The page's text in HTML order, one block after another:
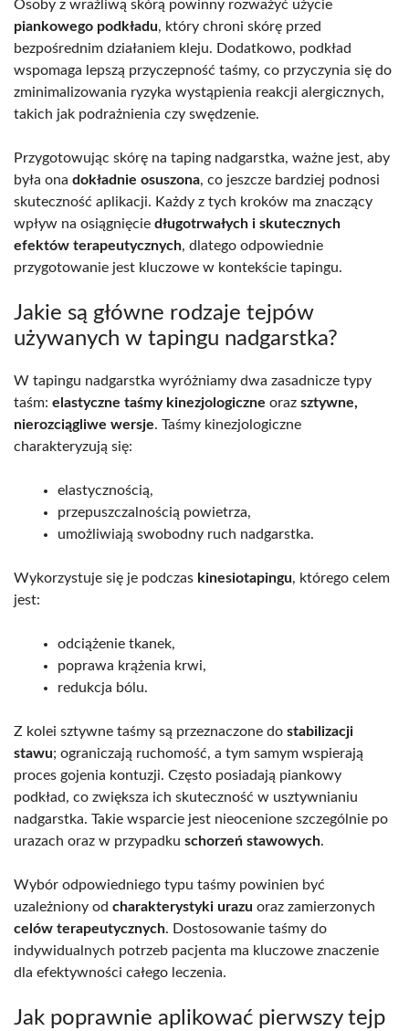
Osoby z wrażliwą skórą powinny rozważyć użycie
piankowego podkładu, który chroni skórę przed
bezpośrednim działaniem kleju. Dodatkowo, podkład
wspomaga lepszą przyczepność taśmy, co przyczynia się do
zminimalizowania ryzyka wystąpienia reakcji alergicznych,
takich jak podrażnienia czy swędzenie.
Przygotowując skórę na taping nadgarstka, ważne jest, aby
była ona dokładnie osuszona, co jeszcze bardziej podnosi
skuteczność aplikacji. Każdy z tych kroków ma znaczący
wpływ na osiągnięcie długotrwałych i skutecznych
efektów terapeutycznych, dlatego odpowiednie
przygotowanie jest kluczowe w kontekście tapingu.
Jakie są główne rodzaje tejpów
używanych w tapingu nadgarstka?
W tapingu nadgarstka wyróżniamy dwa zasadnicze typy
taśm: elastyczne taśmy kinezjologiczne oraz sztywne,
nierozciągliwe wersje. Taśmy kinezjologiczne
charakteryzują się:
elastycznością,
przepuszczalnością powietrza,
umożliwiają swobodny ruch nadgarstka.
Wykorzystuje się je podczas kinesiotapingu, którego celem
jest:
odciążenie tkanek,
poprawa krążenia krwi,
redukcja bólu.
Z kolei sztywne taśmy są przeznaczone do stabilizacji
stawu; ograniczają ruchomość, a tym samym wspierają
proces gojenia kontuzji. Często posiadają piankowy
podkład, co zwiększa ich skuteczność w usztywnianiu
nadgarstka. Takie wsparcie jest nieocenione szczególnie po
urazach oraz w przypadku schorzeń stawowych.
Wybór odpowiedniego typu taśmy powinien być
uzależniony od charakterystyki urazu oraz zamierzonych
celów terapeutycznych. Dostosowanie taśmy do
indywidualnych potrzeb pacjenta ma kluczowe znaczenie
dla efektywności całego leczenia.
Jak poprawnie aplikować pierwszy tejp